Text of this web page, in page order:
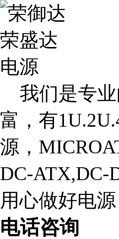
我们是专业
富，有
源，
DC-ATX,DC-
用心做好电源
电话咨询